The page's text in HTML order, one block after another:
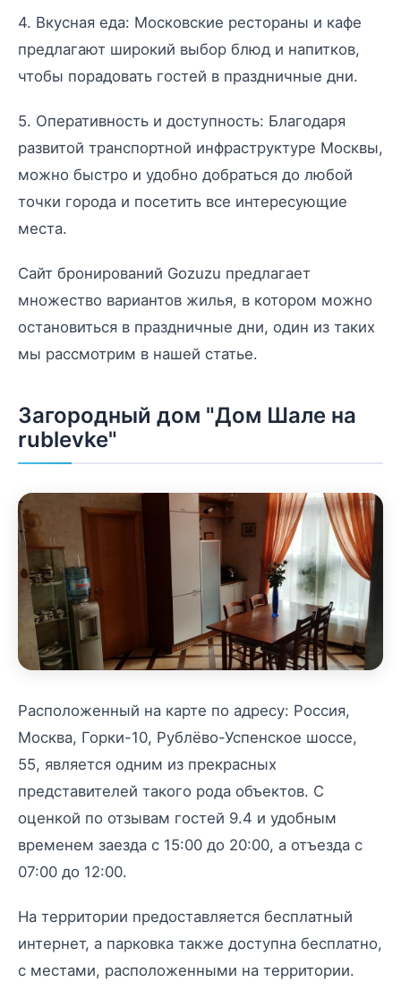
4. Вкусная еда: Московские рестораны и кафе
предлагают широкий выбор блюд и напитков,
чтобы порадовать гостей в праздничные дни.
5. Оперативность и доступность: Благодаря
развитой транспортной инфраструктуре Москвы,
можно быстро и удобно добраться до любой
точки города и посетить все интересующие
места.
Сайт бронирований Gozuzu предлагает
множество вариантов жилья, в котором можно
остановиться в праздничные дни, один из таких
мы рассмотрим в нашей статье.
Загородный дом "Дом Шале на
rublevke"
Расположенный на карте по адресу: Россия,
Москва, Горки-10, Рублёво-Успенское шоссе,
55, является одним из прекрасных
представителей такого рода объектов. С
оценкой по отзывам гостей 9.4 и удобным
временем заезда с 15:00 до 20:00, а отъезда с
07:00 до 12:00.
На территории предоставляется бесплатный
интернет, а парковка также доступна бесплатно,
с местами, расположенными на территории.